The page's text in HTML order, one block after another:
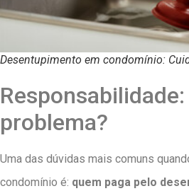
Desentupimento em condomínio:
problema?
Uma das dúvidas mais comuns
condomínio é: quem paga pelo